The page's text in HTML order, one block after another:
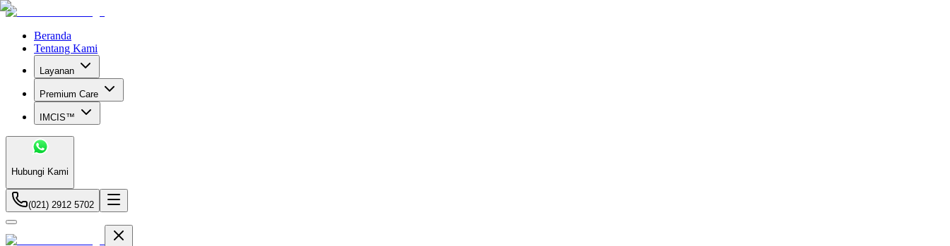
Beranda
Tentang Kami
Layanan
Premium Care
IMCIS™
Hubungi Kami
(021) 2912 5702